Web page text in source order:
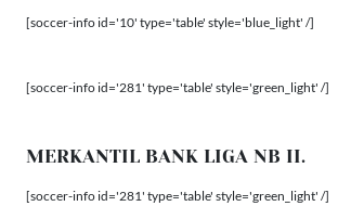
[soccer-info id='10' type='table' style='blue_light' /]
[soccer-info id='281' type='table' style='green_light' /]
MERKANTIL BANK LIGA NB II.
[soccer-info id='281' type='table' style='green_light' /]